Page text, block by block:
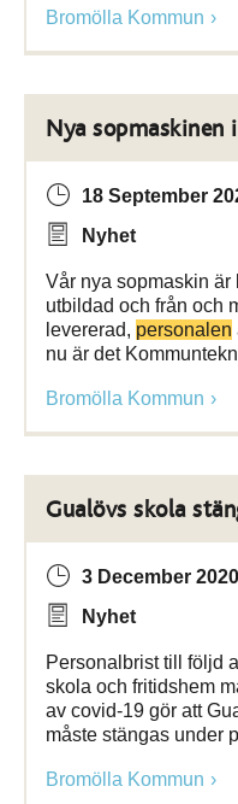
Bromölla Kommun
Nya sopmaskinen
18 September
Nyhet
Vår nya sopmaskin
utbildad och från och
levererad, personalen
nu är det
Bromölla Kommun
Gualövs skola
3 December 2020
Nyhet
Personalbrist till följd
skola och fritidshem
av covid-19 gör att
måste stängas under
Bromölla Kommun